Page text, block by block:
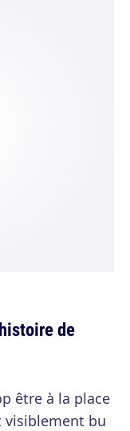
de
être à la place
visiblement bu